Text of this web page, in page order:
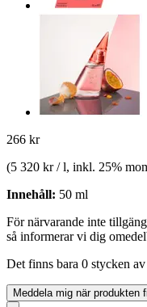
266 kr
(5 320 kr / l, inkl. 25%
Innehåll: 50 ml
För närvarande inte
så informerar vi dig
Det finns bara 0 stycken
Meddela mig när produkten